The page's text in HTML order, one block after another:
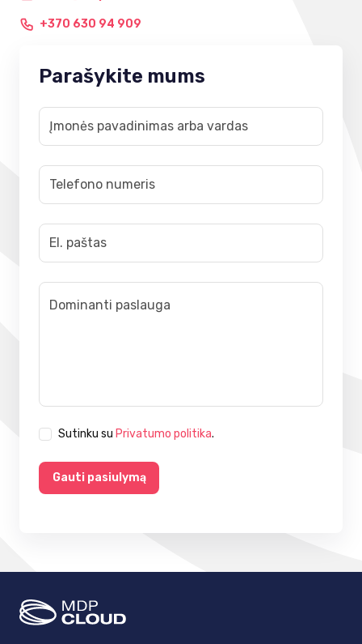
+370 630 94 909
Parašykite mums
Sutinku su Privatumo politika.
Gauti pasiulymą